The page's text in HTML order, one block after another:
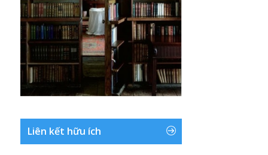
Liên kết hữu ích